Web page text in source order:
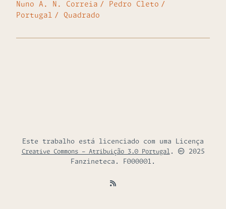
Nuno A. N. Correia
Pedro Cleto
Portugal
Quadrado
Este trabalho está licenciado com uma Licença
Creative Commons - Atribuição 3.0 Portugal.
2025
Fanzineteca. F000001.